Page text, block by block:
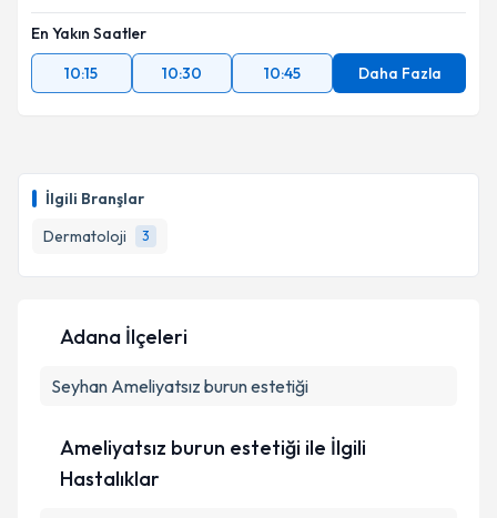
İlgili Branşlar
Dermatoloji
3
En Yakın Saatler
10:15
10:30 10:45 Daha Fazla
Adana İlçeleri
Seyhan Ameliyatsız burun estetiği
Ameliyatsız burun estetiği ile İlgili
Hastalıklar